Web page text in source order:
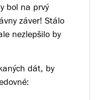
bol na prvý
záver! Stálo
nezlepšilo by
dát, by